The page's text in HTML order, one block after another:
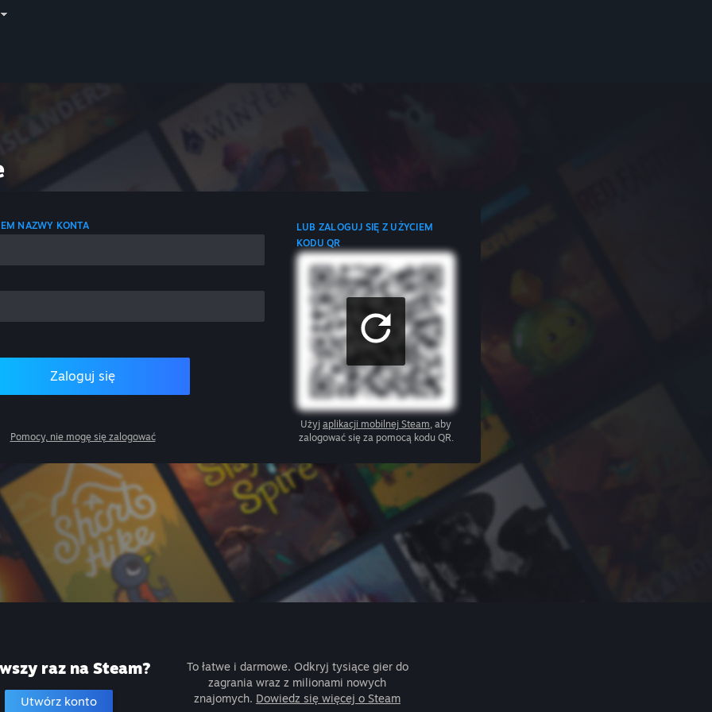
NAZWY KONTA
Zaloguj się
Pomocy, nie mogę się zalogować
LUB ZALOGUJ SIĘ Z UŻYCIEM
KODU QR
Użyj aplikacji mobilnej Steam, aby
zalogować się za pomocą kodu QR.
raz na Steam?
Utwórz konto
To łatwe i darmowe. Odkryj tysiące gier do
zagrania wraz z milionami nowych
znajomych. Dowiedz się więcej o Steam